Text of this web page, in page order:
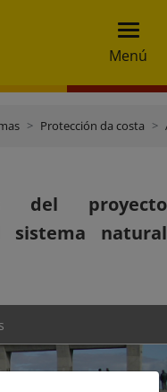
Menú
Protección da costa
del proyecto
sistema natural